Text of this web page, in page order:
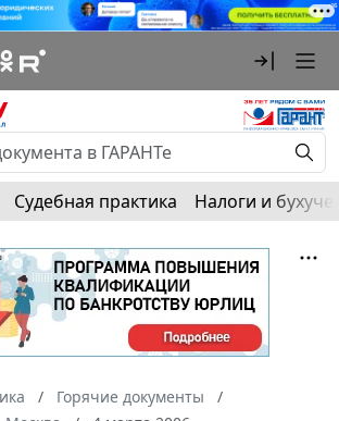
Судебная практика Налоги и
Горячие документы